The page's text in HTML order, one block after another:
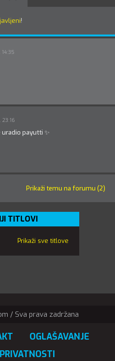
!
14:35
23:16
uradio payutti ✨
Prikaži temu na forumu (2)
TITLOVI
Prikaži sve titlove
/ Sva prava zadržana
OGLAŠAVANJE